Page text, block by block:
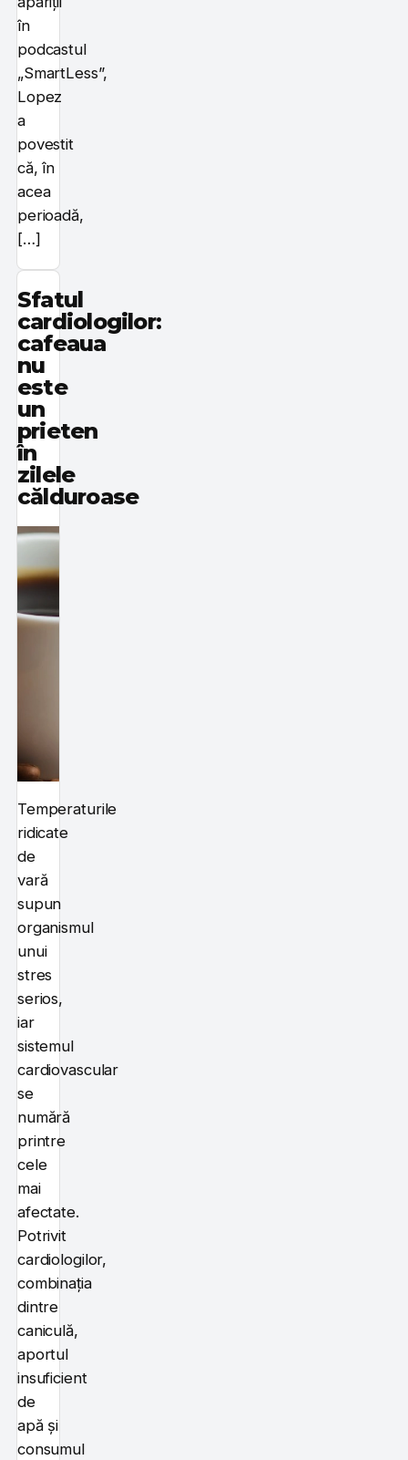
în
podcastul
„SmartLess”,
Lopez
a
povestit
că, în
acea
perioadă,
[…]
Sfatul
cardiologilor:
cafeaua
nu
este
un
prieten
în
zilele
călduroase
Temperaturile
ridicate
de
vară
supun
organismul
unui
stres
serios,
iar
sistemul
cardiovascular
se
numără
printre
cele
mai
afectate.
Potrivit
cardiologilor,
combinația
dintre
caniculă,
aportul
insuficient
de
apă și
consumul